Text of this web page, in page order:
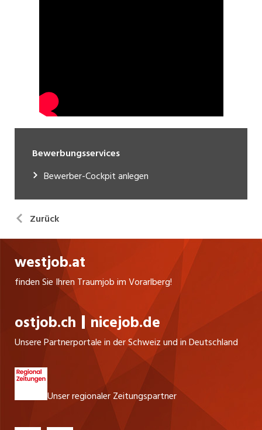
Bewerbungsservices
Bewerber-Cockpit anlegen
Zurück
westjob.at
finden Sie Ihren Traumjob im Vorarlberg!
ostjob.ch nicejob.de
Unsere Partnerportale in der Schweiz und in Deutschland
Unser regionaler Zeitungspartner